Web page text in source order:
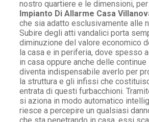
nostro quartiere e le dimensioni,
Impianto Di Allarme Casa
che sia adatto esclusivamente alle
Subire degli atti vandalici porta
diminuzione del valore economico
la casa e in periferia, dove spesso
in casa oppure anche delle
diventa indispensabile averlo per
la struttura e gli infissi che
entrata di questi furbacchioni.
si aziona in modo automatico
riesce a percepire un qualsiasi
che sta penetrando in casa, essi